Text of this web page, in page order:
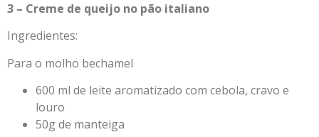
3 – Creme de queijo no pão italiano
Ingredientes:
Para o molho bechamel
600 ml de leite aromatizado com cebola, cravo e
louro
50g de manteiga